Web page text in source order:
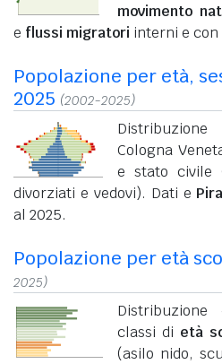
movimento
e flussi migratori interni e con
Popolazione per età,
2025 (2002-2025)
Cologna
e stato civile
divorziati e vedovi). Dati e
al 2025.
Popolazione per età
2025)
classi di età
(asilo nido,